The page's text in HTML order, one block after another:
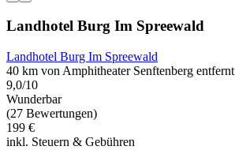
Landhotel Burg Im Spreewald
Landhotel Burg Im Spreewald
40 km von Amphitheater Senftenberg entfernt
9,0/10
Wunderbar
(27 Bewertungen)
199 €
inkl. Steuern & Gebühren